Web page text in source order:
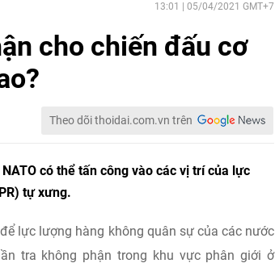
13:01 | 05/04/2021 GMT+7
cho chiến đấu cơ
Theo dõi thoidai.com.vn trên
có thể tấn công vào các vị trí của lực
tự xưng.
lực lượng hàng không quân sự của các nước
tra không phận trong khu vực phân giới ở